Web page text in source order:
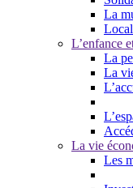
La
L’enfance
La
La
La vie
Les